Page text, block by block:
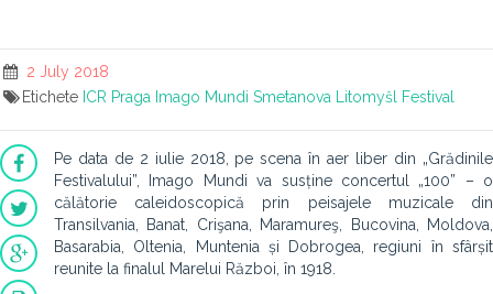
2 July 2018
Etichete ICR Praga Imago Mundi Smetanova Litomyšl Festival
Pe data de 2 iulie 2018, pe scena în aer liber din „Grădinile
Festivalului”, Imago Mundi va susține concertul „100” – o
călătorie caleidoscopică prin peisajele muzicale din
Transilvania, Banat, Crişana, Maramureş, Bucovina, Moldova,
Basarabia, Oltenia, Muntenia și Dobrogea, regiuni în sfârșit
reunite la finalul Marelui Război, în 1918.